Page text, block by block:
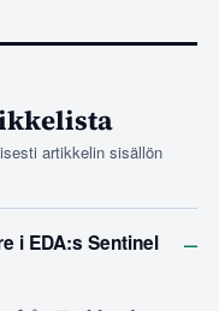
artikkelin sisällön
i EDA:s Sentinel
–